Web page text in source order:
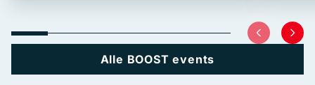
Alle BOOST events